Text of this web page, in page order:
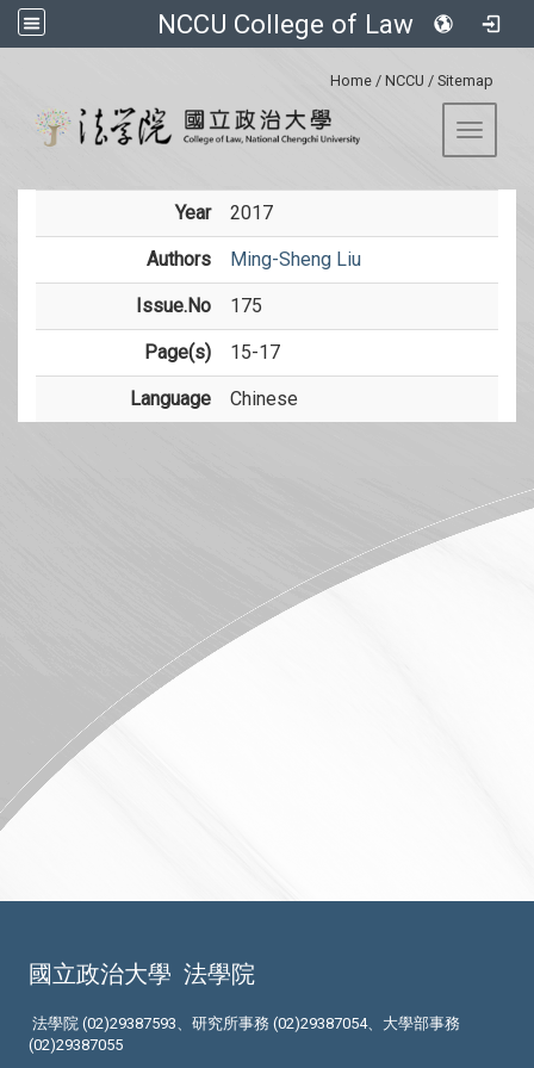
NCCU College of Law
Home / NCCU / Sitemap
Toggle
Year 2017
Authors Ming-Sheng Liu
Issue.No 175
Page(s) 15-17
Language Chinese
國立政治大學 法學院
法學院 (02)29387593、研究所事務 (02)29387054、大學部事務
(02)29387055